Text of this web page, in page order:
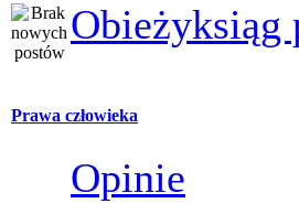
Obieżyksiąg
Prawa człowieka
Opinie